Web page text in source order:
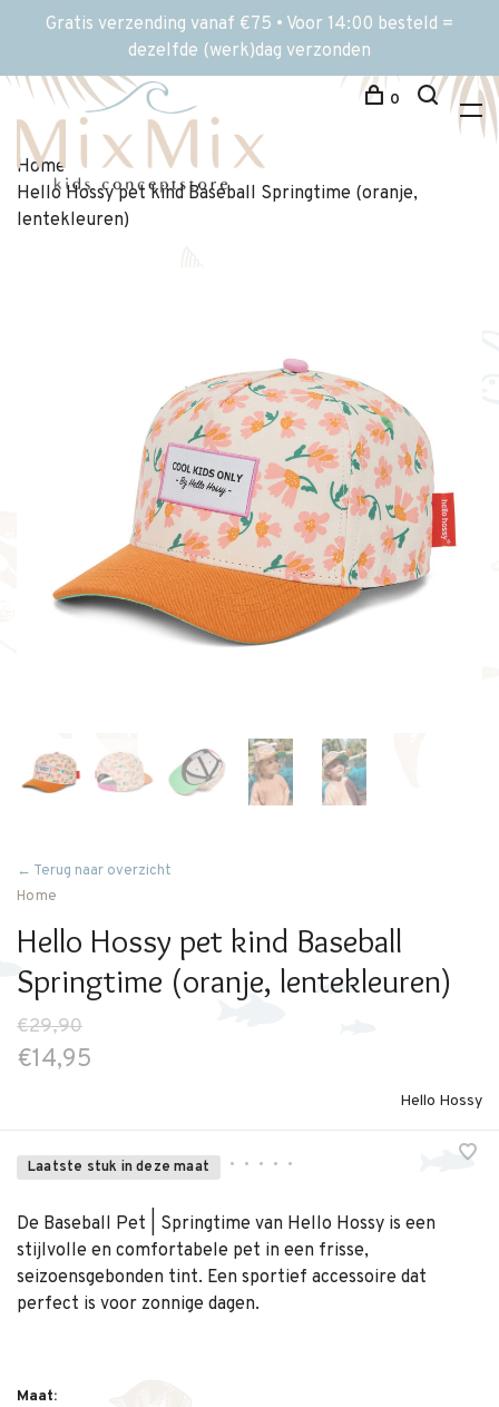
Gratis verzending vanaf €75 • Voor 14:00 besteld =
dezelfde (werk)dag verzonden
0
Home
Hello Hossy pet kind Baseball Springtime (oranje,
lentekleuren)
← Terug naar overzicht
Home
Hello Hossy pet kind Baseball
Springtime (oranje, lentekleuren)
€29,90
€14,95
Hello Hossy
Laatste stuk in deze maat • • • • •
De Baseball Pet | Springtime van Hello Hossy is een
stijlvolle en comfortabele pet in een frisse,
seizoensgebonden tint. Een sportief accessoire dat
perfect is voor zonnige dagen.
Maat: